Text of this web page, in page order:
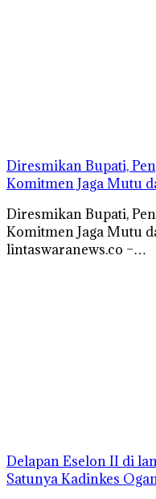
Diresmikan Bupati,
Komitmen Jaga Mutu
Diresmikan Bupati,
Komitmen Jaga Mutu
lintaswaranews.co –…
Delapan Eselon II di
Satunya Kadinkes